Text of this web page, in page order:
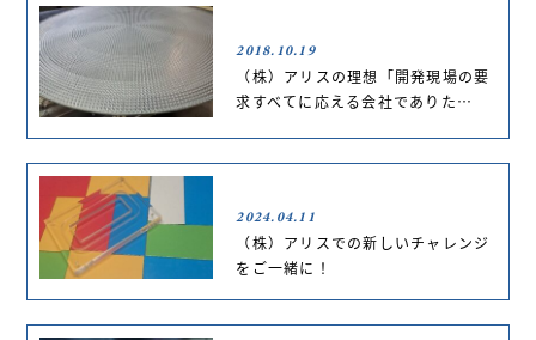
2018.10.19
（株）アリスの理想「開発現場の要
求すべてに応える会社でありた…
2024.04.11
（株）アリスでの新しいチャレンジ
をご一緒に！